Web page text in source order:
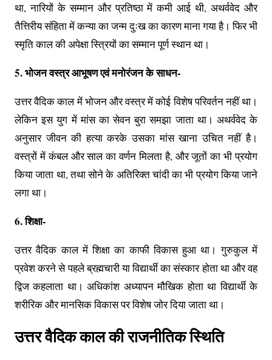
था, नारियों के सम्मान और प्रतिष्ठा में कमी आई थी, अथर्ववेद और
तैत्तिरीय संहिता में कन्या का जन्म दुःख का कारण माना गया है। फिर भी
स्मृति काल की अपेक्षा स्त्रियों का सम्मान पूर्ण स्थान था।
5. भोजन वस्त्र आभूषण एवं मनोरंजन के साधन-
उत्तर वैदिक काल में भोजन और वस्त्र में कोई विशेष परिवर्तन नहीं था।
लेकिन इस युग में मांस का सेवन बुरा समझा जाता था। अथर्ववेद के
अनुसार जीवन की हत्या करके उसका मांस खाना उचित नहीं है।
वस्त्रों में कंबल और साल का वर्णन मिलता है, और जूतों का भी प्रयोग
किया जाता था, तथा सोने के अतिरिक्त चांदी का भी प्रयोग किया जाने
लगा था।
6. शिक्षा-
उत्तर वैदिक काल में शिक्षा का काफी विकास हुआ था। गुरुकुल में
प्रवेश करने से पहले ब्रह्मचारी या विद्यार्थी का संस्कार होता था और वह
द्विज कहलाता था। अधिकांश अध्यापन मौखिक होता था विद्यार्थी के
शरीरिक और मानसिक विकास पर विशेष जोर दिया जाता था।
उत्तर वैदिक काल की राजनीतिक स्थिति